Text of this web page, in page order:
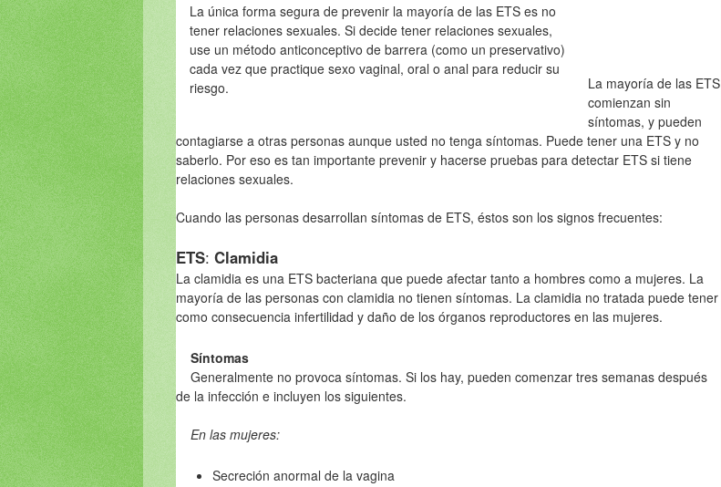
La única forma segura de prevenir la mayoría de las ETS es no
tener relaciones sexuales. Si decide tener relaciones sexuales,
use un método anticonceptivo de barrera (como un preservativo)
cada vez que practique sexo vaginal, oral o anal para reducir su
riesgo.
La mayoría de las ETS
comienzan sin
síntomas, y pueden
contagiarse a otras personas aunque usted no tenga síntomas. Puede tener una ETS y no
saberlo. Por eso es tan importante prevenir y hacerse pruebas para detectar ETS si tiene
relaciones sexuales.
Cuando las personas desarrollan síntomas de ETS, éstos son los signos frecuentes:
ETS: Clamidia
La clamidia es una ETS bacteriana que puede afectar tanto a hombres como a mujeres. La
mayoría de las personas con clamidia no tienen síntomas. La clamidia no tratada puede tener
como consecuencia infertilidad y daño de los órganos reproductores en las mujeres.
Síntomas
Generalmente no provoca síntomas. Si los hay, pueden comenzar tres semanas después
de la infección e incluyen los siguientes.
En las mujeres:
Secreción anormal de la vagina